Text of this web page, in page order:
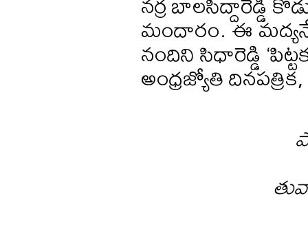
మందారం. ఈ
నందిని సిధారెడ్డి
అంధ్రజ్యోతి దినపత్రిక,